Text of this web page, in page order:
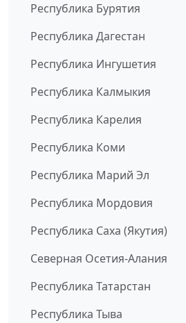
Республика Бурятия
Республика Дагестан
Республика Ингушетия
Республика Калмыкия
Республика Карелия
Республика Коми
Республика Марий Эл
Республика Мордовия
Республика Саха (Якутия)
Северная Осетия-Алания
Республика Татарстан
Республика Тыва